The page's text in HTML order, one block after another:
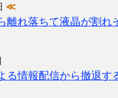
≪
離れ落ちて液晶が割れ
る情報配信から撤退す